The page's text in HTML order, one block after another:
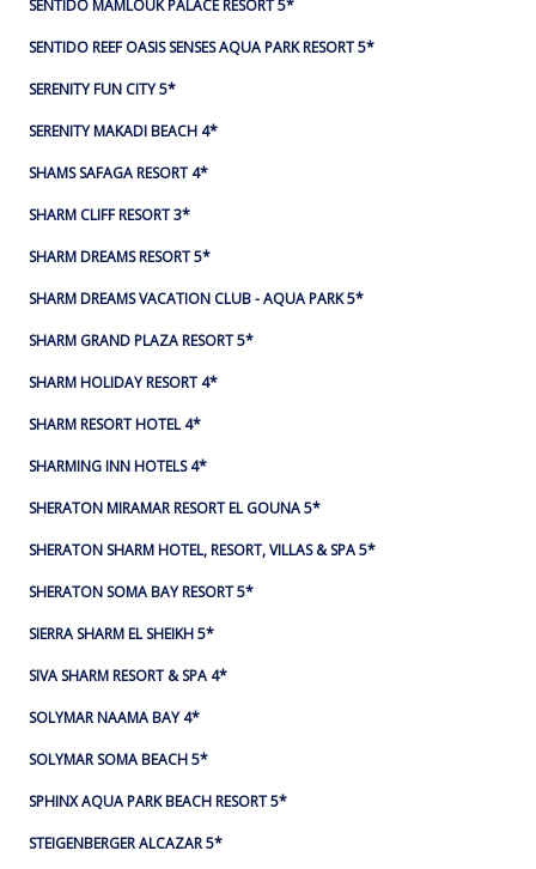
SENTIDO MAMLOUK PALACE RESORT 5*
SENTIDO REEF OASIS SENSES AQUA PARK RESORT 5*
SERENITY FUN CITY 5*
SERENITY MAKADI BEACH 4*
SHAMS SAFAGA RESORT 4*
SHARM CLIFF RESORT 3*
SHARM DREAMS RESORT 5*
SHARM DREAMS VACATION CLUB - AQUA PARK 5*
SHARM GRAND PLAZA RESORT 5*
SHARM HOLIDAY RESORT 4*
SHARM RESORT HOTEL 4*
SHARMING INN HOTELS 4*
SHERATON MIRAMAR RESORT EL GOUNA 5*
SHERATON SHARM HOTEL, RESORT, VILLAS & SPA 5*
SHERATON SOMA BAY RESORT 5*
SIERRA SHARM EL SHEIKH 5*
SIVA SHARM RESORT & SPA 4*
SOLYMAR NAAMA BAY 4*
SOLYMAR SOMA BEACH 5*
SPHINX AQUA PARK BEACH RESORT 5*
STEIGENBERGER ALCAZAR 5*